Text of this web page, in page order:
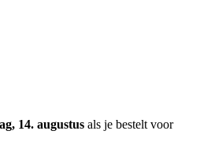
14. augustus als je bestelt voor